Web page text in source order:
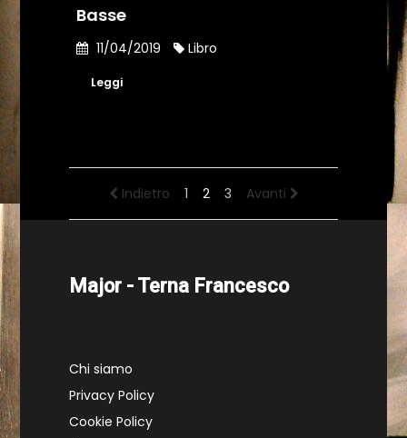
Basse
11/04/2019 Libro
Leggi
Indietro 1 2 3 Avanti
Major - Terna Francesco
Chi siamo
Privacy Policy
Cookie Policy